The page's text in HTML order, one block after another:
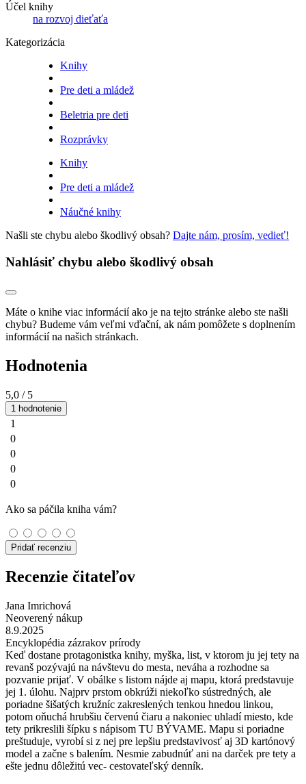
Účel knihy
na rozvoj dieťaťa
Kategorizácia
Knihy
Pre deti a mládež
Beletria pre deti
Rozprávky
Knihy
Pre deti a mládež
Náučné knihy
Našli ste chybu alebo škodlivý obsah? Dajte nám, prosím, vedieť!
Nahlásiť chybu alebo škodlivý obsah
Máte o knihe viac informácií ako je na tejto stránke alebo ste našli
chybu? Budeme vám veľmi vďační, ak nám pomôžete s doplnením
informácií na našich stránkach.
Hodnotenia
5,0 / 5
1 hodnotenie
1
0
0
0
0
Ako sa páčila kniha vám?
Pridať recenziu
Recenzie čitateľov
Jana Imrichová
Neoverený nákup
8.9.2025
Encyklopédia zázrakov prírody
Keď dostane protagonistka knihy, myška, list, v ktorom ju jej tety na
revanš pozývajú na návštevu do mesta, neváha a rozhodne sa
pozvanie prijať. V obálke s listom nájde aj mapu, ktorá predstavuje
jej 1. úlohu. Najprv prstom obkrúži niekoľko sústredných, ale
poriadne šišatých kružníc zakreslených tenkou hnedou linkou,
potom oňuchá hrubšiu červenú čiaru a nakoniec uhladí miesto, kde
tety prikreslili šípku s nápisom TU BÝVAME. Mapu si poriadne
preštuduje, vyrobí si z nej pre lepšiu predstavivosť aj 3D kartónový
model a začne s balením. Nesmie zabudnúť ani na darček pre tety a
ešte jednu dôležitú vec- cestovateľský denník.